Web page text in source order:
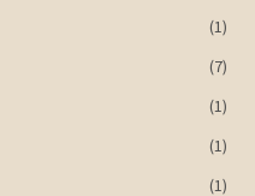
(1)
(7)
(1)
(1)
(1)